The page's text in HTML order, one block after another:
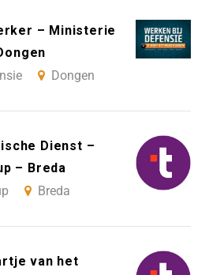
– Ministerie
Dongen
Dienst –
– Breda
Breda
van het